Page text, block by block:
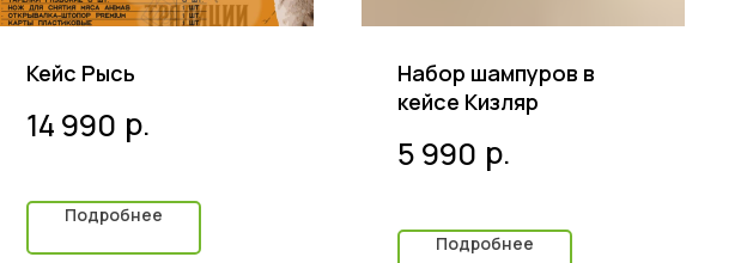
Кейс Рысь
14 990 р.
Подробнее
Набор шампуров в
кейсе Кизляр
5 990 р.
Подробнее